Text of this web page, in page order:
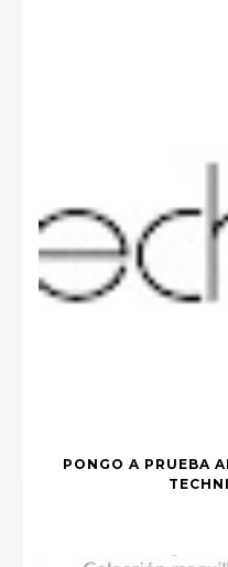
PONGO A PRUEBA